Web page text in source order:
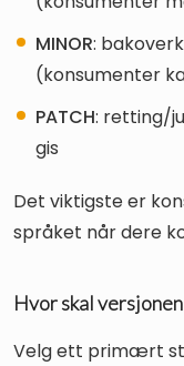
MINOR:
(konsumenter
PATCH: retting/
gis
Det viktigste er
språket når dere
Hvor skal versjonen
Velg ett primært